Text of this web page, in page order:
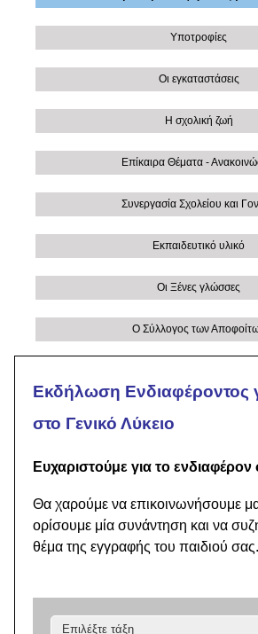
Υποτροφίες
Οι εγκαταστάσεις
Η σχολική ζωή
Επίκαιρα Θέματα -
Συνεργασία Σχολείου και
Εκπαιδευτικό υλικό
Οι Ξένες γλώσσες
Ο Σύλλογος των
Εκδήλωση Ενδιαφέροντος
στο Γενικό Λύκειο
Ευχαριστούμε για το ενδιαφέρον
Θα χαρούμε να επικοινωνήσουμε
ορίσουμε μία συνάντηση και να
θέμα της εγγραφής του παιδιού σας.